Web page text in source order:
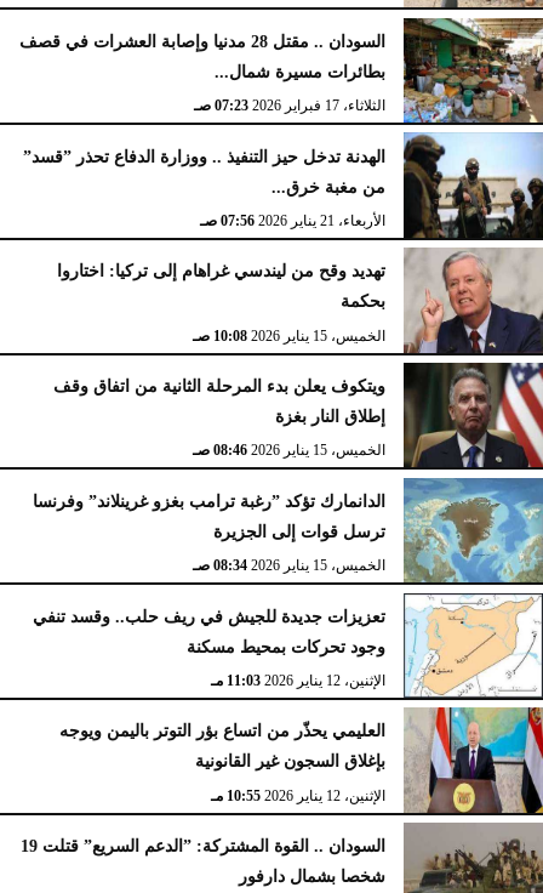
السودان .. مقتل 28 مدنيا وإصابة العشرات في قصف
بطائرات مسيرة شمال...
الثلاثاء، 17 فبراير 2026 07:23 صـ
الهدنة تدخل حيز التنفيذ .. ووزارة الدفاع تحذر ”قسد”
من مغبة خرق...
الأربعاء، 21 يناير 2026 07:56 صـ
تهديد وقح من ليندسي غراهام إلى تركيا: اختاروا
بحكمة
الخميس، 15 يناير 2026 10:08 صـ
ويتكوف يعلن بدء المرحلة الثانية من اتفاق وقف
إطلاق النار بغزة
الخميس، 15 يناير 2026 08:46 صـ
الدانمارك تؤكد ”رغبة ترامب بغزو غرينلاند” وفرنسا
ترسل قوات إلى الجزيرة
الخميس، 15 يناير 2026 08:34 صـ
تعزيزات جديدة للجيش في ريف حلب.. وقسد تنفي
وجود تحركات بمحيط مسكنة
الإثنين، 12 يناير 2026 11:03 مـ
العليمي يحذّر من اتساع بؤر التوتر باليمن ويوجه
بإغلاق السجون غير القانونية
الإثنين، 12 يناير 2026 10:55 مـ
السودان .. القوة المشتركة: ”الدعم السريع” قتلت 19
شخصا بشمال دارفور